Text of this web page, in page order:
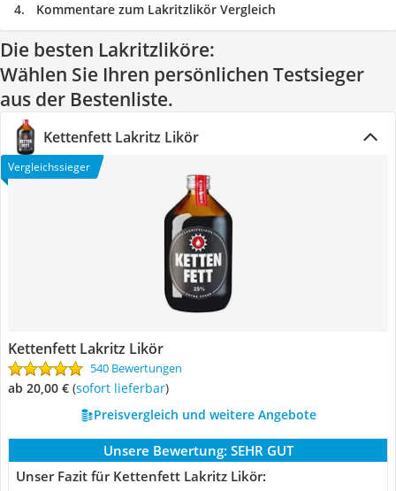
Kommentare zum Lakritzlikör Vergleich
Die besten Lakritzliköre:
Wählen Sie Ihren persönlichen Testsieger
aus der Bestenliste.
Kettenfett Lakritz Likör
Vergleichssieger
Kettenfett Lakritz Likör
540 Bewertungen
ab 20,00 € ( Sofort lieferbar)
Preisvergleich und weitere Angebote
Unsere Bewertung: SEHR GUT
Unser Fazit für Kettenfett Lakritz Likör: